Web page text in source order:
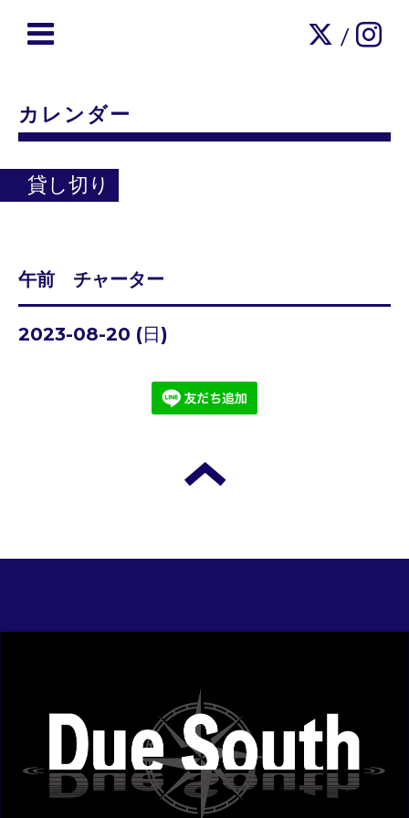
/
カレンダー
貸し切り
午前 チャーター
2023-08-20 (日)